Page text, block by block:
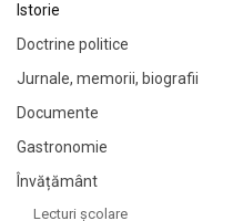
Istorie
Doctrine politice
Jurnale, memorii, biografii
Documente
Gastronomie
Învățământ
Lecturi şcolare